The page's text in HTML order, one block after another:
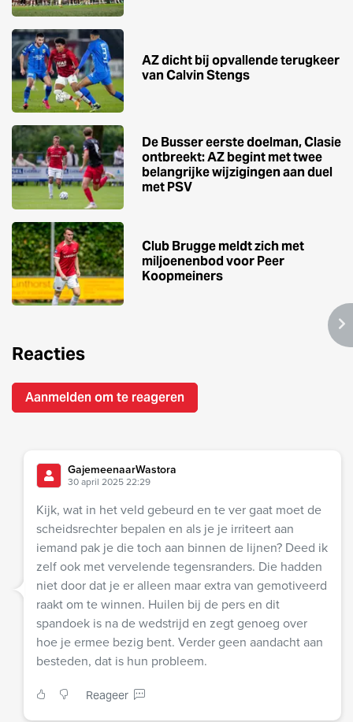
AZ dicht bij opvallende terugkeer
van Calvin Stengs
De Busser eerste doelman, Clasie
ontbreekt: AZ begint met twee
belangrijke wijzigingen aan duel
met PSV
Club Brugge meldt zich met
miljoenenbod voor Peer
Koopmeiners
Reacties
Aanmelden om te reageren
GajemeenaarWastora
30 april 2025 22:29
Kijk, wat in het veld gebeurd en te ver gaat moet de
scheidsrechter bepalen en als je je irriteert aan
iemand pak je die toch aan binnen de lijnen? Deed ik
zelf ook met vervelende tegensranders. Die hadden
niet door dat je er alleen maar extra van gemotiveerd
raakt om te winnen. Huilen bij de pers en dit
spandoek is na de wedstrijd en zegt genoeg over
hoe je ermee bezig bent. Verder geen aandacht aan
besteden, dat is hun probleem.
Reageer